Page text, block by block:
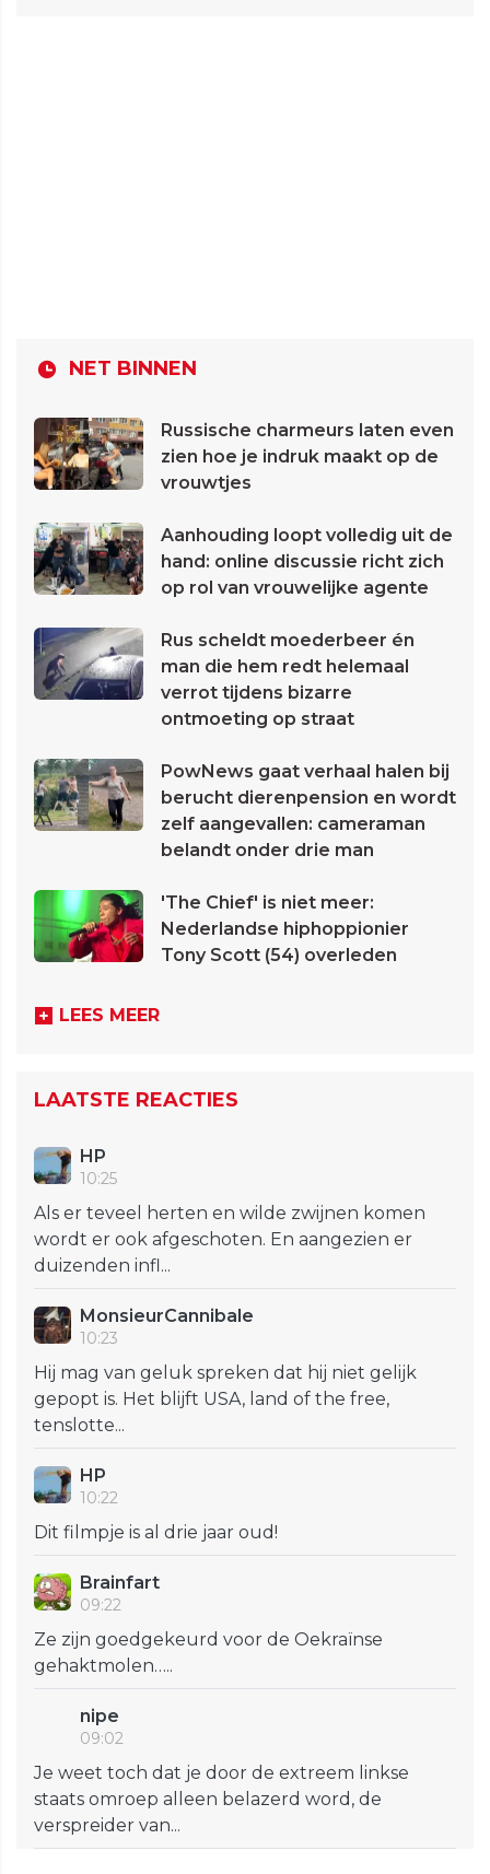
NET BINNEN
Russische charmeurs laten even
zien hoe je indruk maakt op de
vrouwtjes
Aanhouding loopt volledig uit de
hand: online discussie richt zich
op rol van vrouwelijke agente
Rus scheldt moederbeer én
man die hem redt helemaal
verrot tijdens bizarre
ontmoeting op straat
PowNews gaat verhaal halen bij
berucht dierenpension en wordt
zelf aangevallen: cameraman
belandt onder drie man
'The Chief' is niet meer:
Nederlandse hiphoppionier
Tony Scott (54) overleden
LEES MEER
LAATSTE REACTIES
HP
10:25
Als er teveel herten en wilde zwijnen komen
wordt er ook afgeschoten. En aangezien er
duizenden infl...
MonsieurCannibale
10:23
Hij mag van geluk spreken dat hij niet gelijk
gepopt is. Het blijft USA, land of the free,
tenslotte...
HP
10:22
Dit filmpje is al drie jaar oud!
Brainfart
09:22
Ze zijn goedgekeurd voor de Oekraïnse
gehaktmolen…..
nipe
09:02
Je weet toch dat je door de extreem linkse
staats omroep alleen belazerd word, de
verspreider van...